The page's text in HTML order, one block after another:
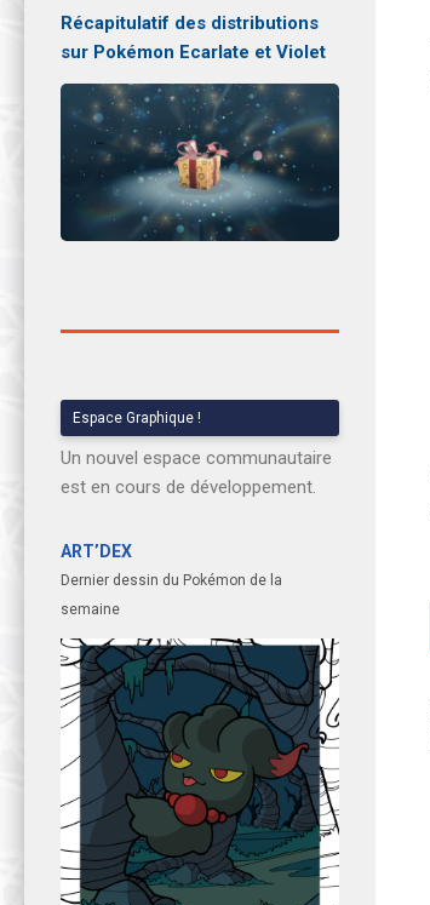
Récapitulatif des distributions
sur Pokémon Ecarlate et Violet
Espace Graphique !
Un nouvel espace communautaire
est en cours de développement.
ART’DEX
Dernier dessin du Pokémon de la
semaine